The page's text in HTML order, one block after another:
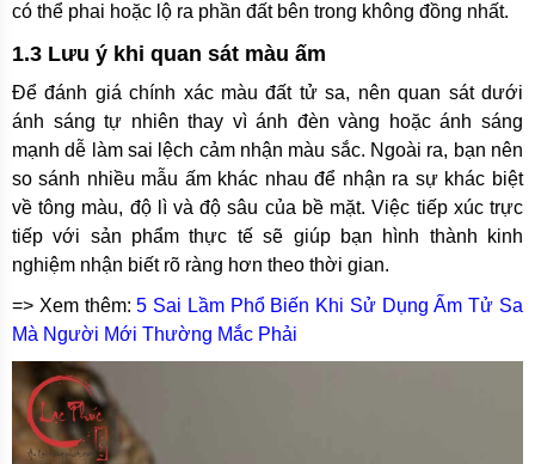
có thể phai hoặc lộ ra phần đất bên trong không đồng nhất.
1.3 Lưu ý khi quan sát màu ấm
Để đánh giá chính xác màu đất tử sa, nên quan sát dưới
ánh sáng tự nhiên thay vì ánh đèn vàng hoặc ánh sáng
mạnh dễ làm sai lệch cảm nhận màu sắc. Ngoài ra, bạn nên
so sánh nhiều mẫu ấm khác nhau để nhận ra sự khác biệt
về tông màu, độ lì và độ sâu của bề mặt. Việc tiếp xúc trực
tiếp với sản phẩm thực tế sẽ giúp bạn hình thành kinh
nghiệm nhận biết rõ ràng hơn theo thời gian.
=> Xem thêm:5 Sai Lầm Phổ Biến Khi Sử Dụng Ấm Tử Sa
Mà Người Mới Thường Mắc Phải